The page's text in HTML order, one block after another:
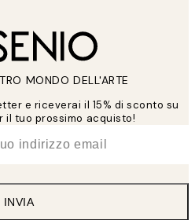
MONDO DELL'ARTE
e riceverai il 15% di sconto su
il tuo prossimo acquisto!
INVIA